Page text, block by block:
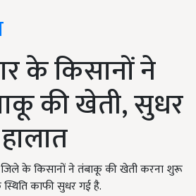
के किसानों ने
की खेती, सुधर
के किसानों ने तंबाकू की खेती करना शुरू
काफी सुधर गई है.